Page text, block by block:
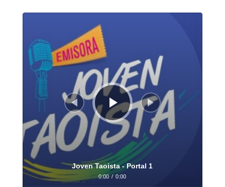
Audio
Joven Taoista - Portal 1
0:00 / 0:00